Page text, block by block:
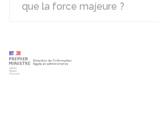
que la force majeure ?